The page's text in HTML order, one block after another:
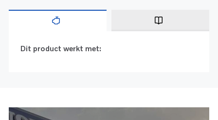
Dit product werkt met: